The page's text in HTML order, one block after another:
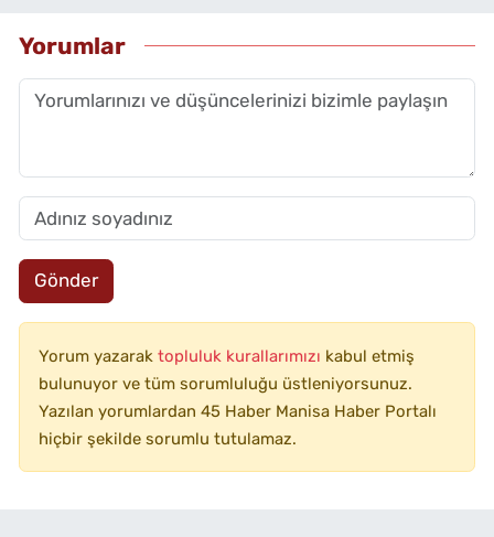
Yorumlar
Gönder
Yorum yazarak topluluk kurallarımızı kabul etmiş
bulunuyor ve tüm sorumluluğu üstleniyorsunuz.
Yazılan yorumlardan 45 Haber Manisa Haber Portalı
hiçbir şekilde sorumlu tutulamaz.